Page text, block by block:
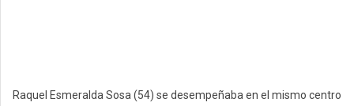
Raquel Esmeralda Sosa (54) se desempeñaba en el mismo centro